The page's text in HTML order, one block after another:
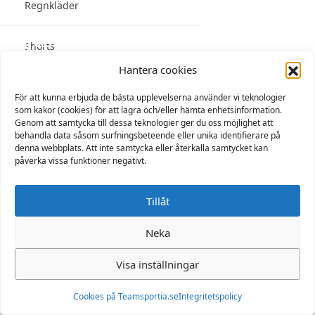
Hantera cookies
För att kunna erbjuda de bästa upplevelserna använder vi teknologier
som kakor (cookies) för att lagra och/eller hämta enhetsinformation.
Genom att samtycka till dessa teknologier ger du oss möjlighet att
behandla data såsom surfningsbeteende eller unika identifierare på
denna webbplats. Att inte samtycka eller återkalla samtycket kan
påverka vissa funktioner negativt.
Tillåt
Neka
Visa inställningar
Cookies på Teamsportia.seIntegritetspolicy
Regnkläder
Shorts
Sportkläder
Supporterkläder
Tights
Följ oss